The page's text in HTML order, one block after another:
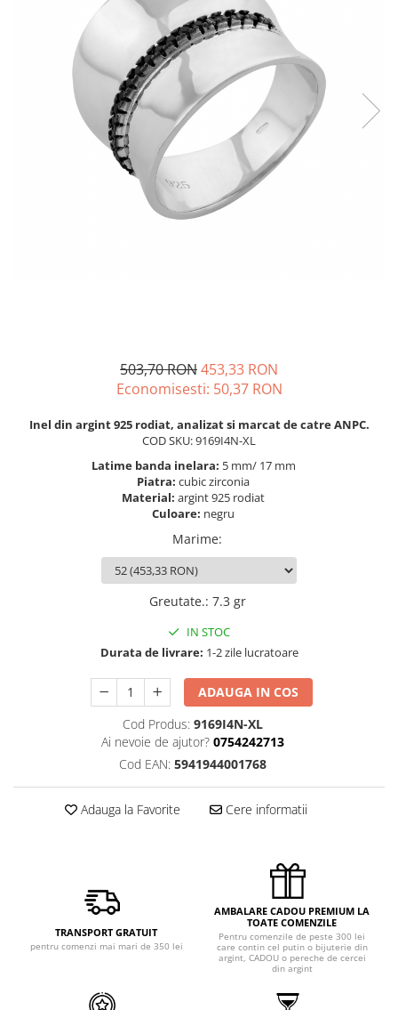
SETURI BIJUTERII
ACE DE CRAVATA
BRATARI PENTRU PICIOR
BRATARA TIP ROZARIU
LANTURI TIP ROZARIU
503,70 RON453,33 RON
Economisesti: 50,37 RON
Inel din argint 925 rodiat, analizat si marcat de catre ANPC.
COD SKU: 9169I4N-XL
Latime banda inelara: 5 mm/ 17 mm
Piatra: cubic zirconia
Material: argint 925 rodiat
Culoare: negru
Marime:
Greutate.: 7.3 gr
IN STOC
Durata de livrare: 1-2 zile lucratoare
ADAUGA IN COS
Cod Produs: 9169I4N-XL
Ai nevoie de ajutor? 0754242713
Cod EAN: 5941944001768
Adauga la Favorite Cere informatii
TRANSPORT GRATUIT
pentru comenzi mai mari de 350 lei
AMBALARE CADOU PREMIUM LA
TOATE COMENZILE
Pentru comenzile de peste 300 lei
care contin cel putin o bijuterie din
argint, CADOU o pereche de cercei
din argint